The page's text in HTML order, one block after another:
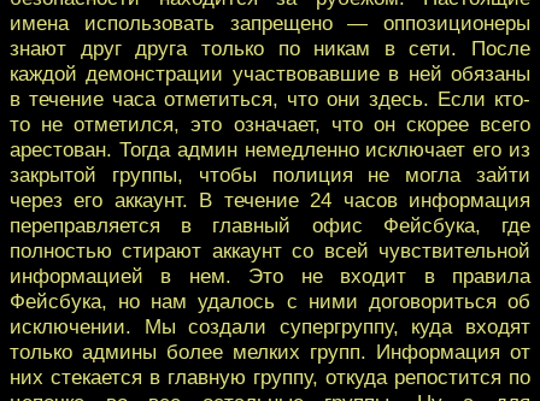
имена использовать запрещено — оппозиционеры
знают друг друга только по никам в сети. После
каждой демонстрации участвовавшие в ней обязаны
в течение часа отметиться, что они здесь. Если кто-
то не отметился, это означает, что он скорее всего
арестован. Тогда админ немедленно исключает его из
закрытой группы, чтобы полиция не могла зайти
через его аккаунт. В течение 24 часов информация
переправляется в главный офис Фейсбука, где
полностью стирают аккаунт со всей чувствительной
информацией в нем. Это не входит в правила
Фейсбука, но нам удалось с ними договориться об
исключении. Mы создали супергруппу, куда входят
только админы более мелких групп. Информация от
них стекается в главную группу, откуда репостится по